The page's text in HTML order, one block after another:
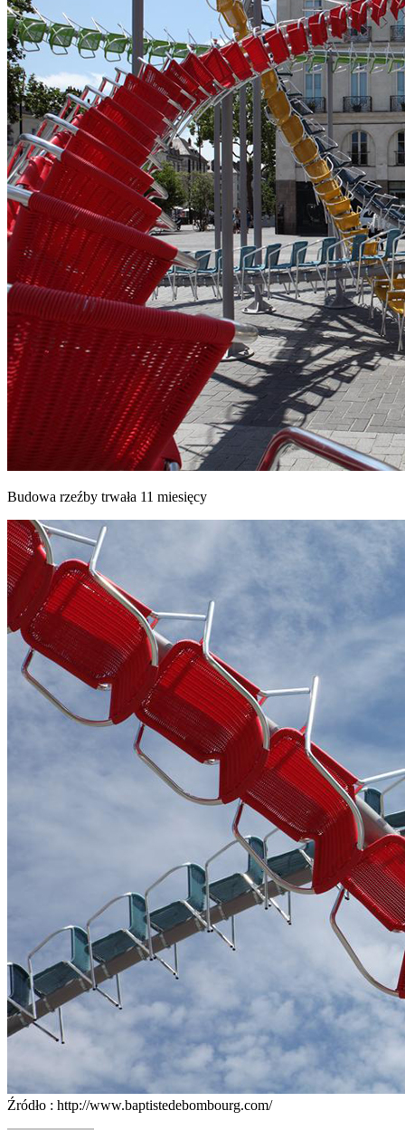
Budowa rzeźby trwała 11 miesięcy
Źródło : http://www.baptistedebombourg.com/